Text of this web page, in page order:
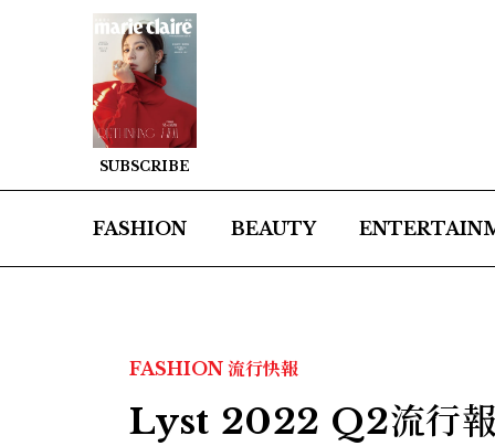
SUBSCRIBE
FASHION BEAUTY
FASHION 流行快報
Lyst 2022 Q2流行